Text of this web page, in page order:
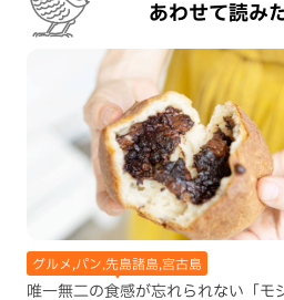
あわせて読み
グルメ,パン,先島諸島,宮古島
唯一無二の食感が忘れられない「モ